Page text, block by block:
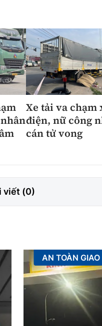
Xe tải va chạm
điện, nữ công
cán tử vong
viết (0)
AN TOÀN